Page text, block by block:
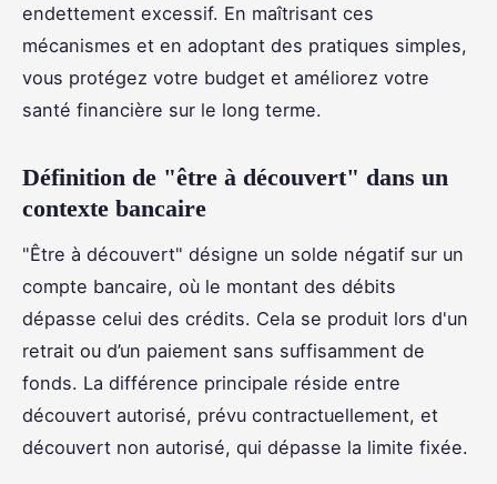
endettement excessif. En maîtrisant ces
mécanismes et en adoptant des pratiques simples,
vous protégez votre budget et améliorez votre
santé financière sur le long terme.
Définition de "être à découvert" dans un
contexte bancaire
"Être à découvert" désigne un solde négatif sur un
compte bancaire, où le montant des débits
dépasse celui des crédits. Cela se produit lors d'un
retrait ou d’un paiement sans suffisamment de
fonds. La différence principale réside entre
découvert autorisé, prévu contractuellement, et
découvert non autorisé, qui dépasse la limite fixée.